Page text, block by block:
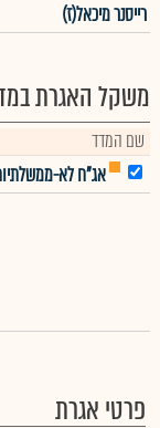
רייסנר מיכאל(ז)
משקל האגרת
שם המדד
אג"ח לא-
פרטי אגרת